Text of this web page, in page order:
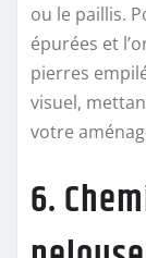
ou le paillis.
épurées et
pierres
visuel,
votre
6.